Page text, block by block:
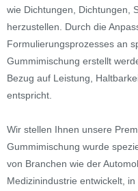
wie Dichtungen, Dichtungen,
herzustellen. Durch die
Formulierungsprozesses an
Gummimischung erstellt
Bezug auf Leistung,
entspricht.
Wir stellen Ihnen unsere
Gummimischung wurde
von Branchen wie der
Medizinindustrie entwickelt,